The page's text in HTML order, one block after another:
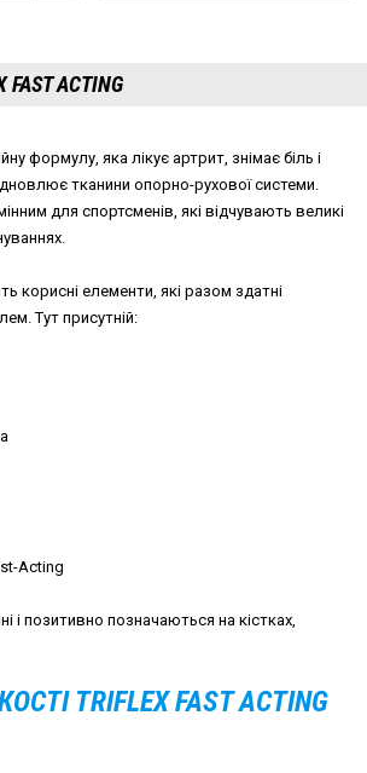
ACTING
формулу, яка лікує артрит, знімає біль і
тканини опорно-рухової системи.
для спортсменів, які відчувають великі
корисні елементи, які разом здатні
Тут присутній:
Acting
і позитивно позначаються на кістках,
TRIFLEX FAST ACTING